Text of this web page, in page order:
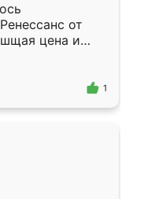
от
цена и
Приехавший
самый
1